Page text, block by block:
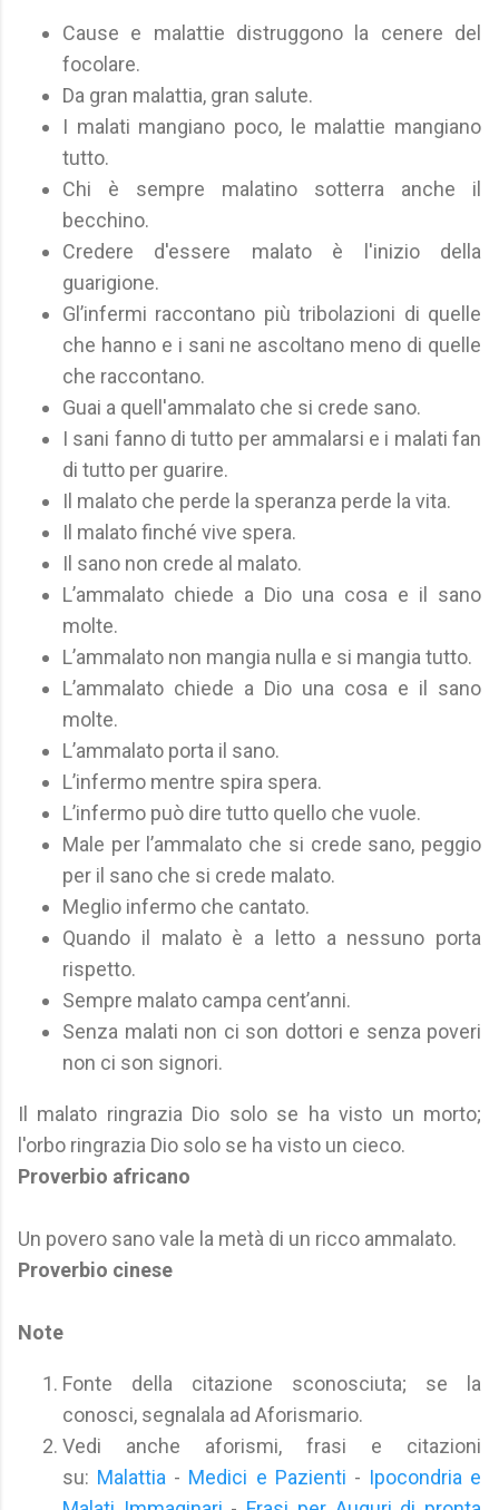
Cause e malattie distruggono la cenere del
focolare.
Da gran malattia, gran salute.
I malati mangiano poco, le malattie mangiano
tutto.
Chi è sempre malatino sotterra anche il
becchino.
Credere d'essere malato è l'inizio della
guarigione.
Gl’infermi raccontano più tribolazioni di quelle
che hanno e i sani ne ascoltano meno di quelle
che raccontano.
Guai a quell'ammalato che si crede sano.
I sani fanno di tutto per ammalarsi e i malati fan
di tutto per guarire.
Il malato che perde la speranza perde la vita.
Il malato finché vive spera.
Il sano non crede al malato.
L’ammalato chiede a Dio una cosa e il sano
molte.
L’ammalato non mangia nulla e si mangia tutto.
L’ammalato chiede a Dio una cosa e il sano
molte.
L’ammalato porta il sano.
L’infermo mentre spira spera.
L’infermo può dire tutto quello che vuole.
Male per l’ammalato che si crede sano, peggio
per il sano che si crede malato.
Meglio infermo che cantato.
Quando il malato è a letto a nessuno porta
rispetto.
Sempre malato campa cent’anni.
Senza malati non ci son dottori e senza poveri
non ci son signori.
Il malato ringrazia Dio solo se ha visto un morto;
l'orbo ringrazia Dio solo se ha visto un cieco.
Proverbio africano
Un povero sano vale la metà di un ricco ammalato.
Proverbio cinese
Note
Fonte della citazione sconosciuta; se la
conosci, segnalala ad Aforismario.
Vedi anche aforismi, frasi e citazioni
su: Malattia - Medici e Pazienti - Ipocondria e